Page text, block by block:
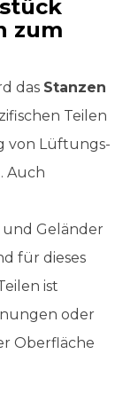
zum
das Stanzen
Teilen
von Lüftungs-
Auch
und Geländer
für dieses
ist
oder
Oberfläche